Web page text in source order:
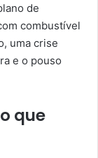
de
combustível
uma crise
e o pouso
que